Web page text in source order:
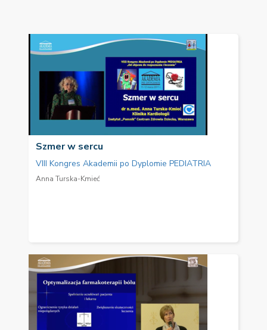
Szmer w sercu
VIII Kongres Akademii po Dyplomie PEDIATRIA
Anna Turska-Kmieć